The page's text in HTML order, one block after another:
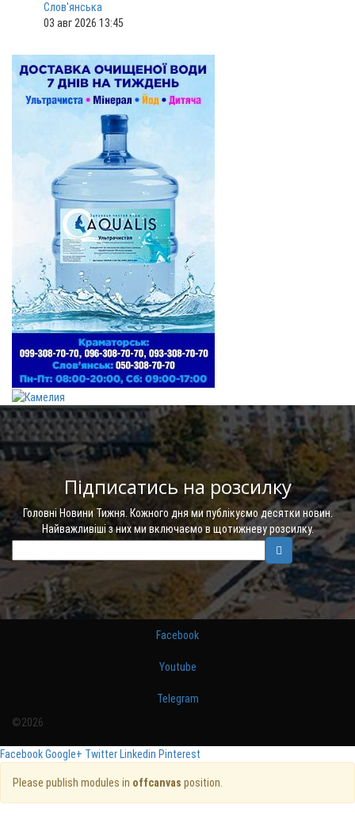
Слов'янська
03 авг 2026 13:45
Підписатись на розсилку
Головні Новини Тижня. Кожного дня ми публікуємо десятки новин.
Найважливіші з них ми включаємо в щотижневу розсилку.
Facebook
Youtube
Telegram
©2026
FacebookGoogle+ TwitterLinkedin Pinterest
Please publish modules in offcanvas position.